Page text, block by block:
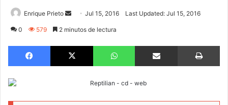
Enrique Prieto
a
Jul 15, 2016 Last Updated: Jul 15, 2016
0 579 2 minutos de lectura
Facebook X WhatsApp Compartir via email